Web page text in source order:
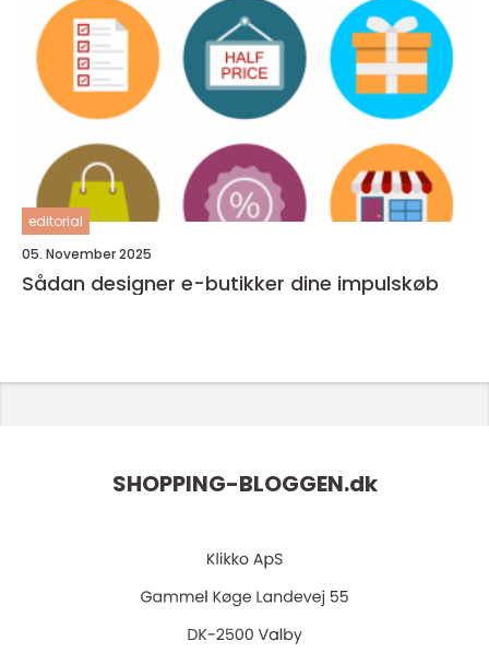
editorial
05. November 2025
Sådan designer e-butikker dine impulskøb
SHOPPING-BLOGGEN.dk